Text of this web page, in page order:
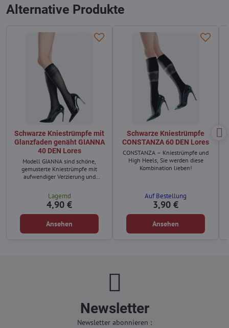
Alternative Produkte
Schwarze Kniestrümpfe mit
Glanzfaden genäht GIANNA
40 DEN Lores
Modell GIANNA sind schöne,
gemusterte Kniestrümpfe mit
aufwendiger Verzierung und
genäht sind.
Lagernd
4,90 €
Ansehen
Schwarze Kniestrümpfe
CONSTANZA 60 DEN Lores
CONSTANZA – Kniestrümpfe und
High Heels, Sie werden diese
Kombination lieben!
Auf Bestellung
3,90 €
Ansehen
Newsletter
Newsletter abonnieren :